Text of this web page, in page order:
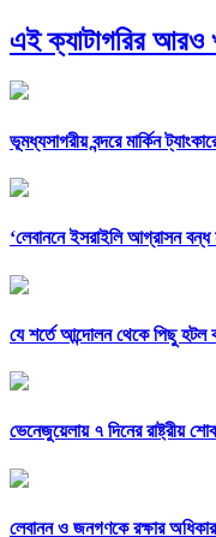
এই ক্যাটাগরির আরও
ভূমধ্যসাগরীয় বন্দরে মার্কিন
‘লেবাননে ইসরাইলি আগ্রাসন বন্ধ
যে শর্তে আন্দোলন থেকে পিছু হটল
ভেনেজুয়েলায় ৭ দিনের রাষ্ট্রীয়
লেবানন ও জনগণকে রক্ষার